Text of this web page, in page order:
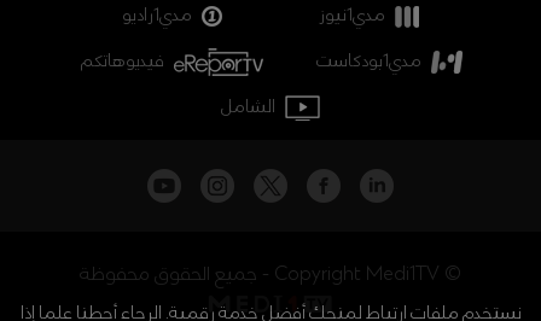
مدي1نيوز
مدي1راديو
مدي1بودكاست
فيديوهاتكم
الشامل
جميع الحقوق محفوظة - Copyright Medi1TV ©
نستخدم ملفات ارتباط لمنحك أفضل خدمة رقمية. الرجاء أحطنا علما إذا